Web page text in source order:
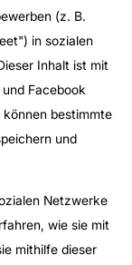
(z. B.
in sozialen
Inhalt ist mit
Facebook
bestimmte
und
Netzwerke
wie sie mit
mithilfe dieser